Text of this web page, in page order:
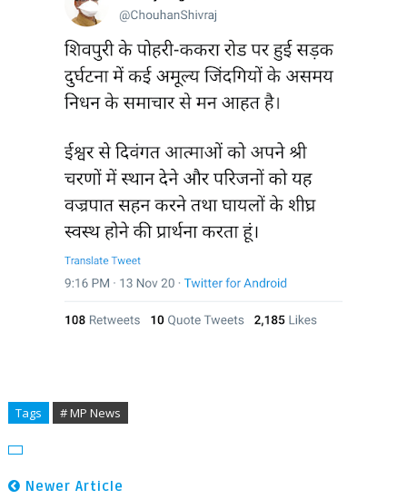
Tags # MP News
Newer Article